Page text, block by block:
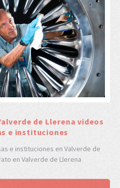
de Llerena videos
e instituciones
e instituciones en Valverde de
en Valverde de Llerena